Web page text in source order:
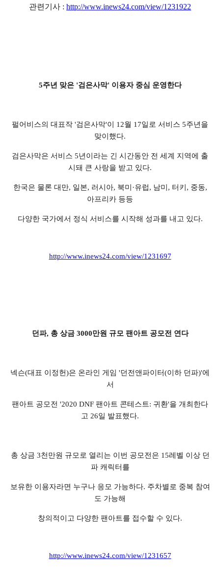
관련기사 : http://www.inews24.com/view/1231922
5주년 맞은 '검은사막' 이용자 중심 운영한다
펄어비스의 대표작 '검은사막'이 12월 17일로 서비스 5주년을
맞이했다.
검은사막은 서비스 5년이라는 긴 시간동안 전 세계 지역에 출
시돼 큰 사랑을 받고 있다.
한국은 물론 대만, 일본, 러시아, 북미·유럽, 남미, 터키, 중동,
아프리카 등등
다양한 국가에서 정식 서비스를 시작해 성과를 내고 있다.
http://www.inews24.com/view/1231697
던파, 총 상금 3000만원 규모 팬아트 공모전 연다
넥슨(대표 이정헌)은 온라인 게임 '던전앤파이터(이하 던파)'에
서
팬아트 공모전 '2020 DNF 팬아트 콘테스트: 귀환'을 개최한다
고 26일 발표했다.
총 상금 3천만원 규모로 열리는 이번 공모전은 15레벨 이상 던
파 캐릭터를
보유한 이용자라면 누구나 응모 가능하다. 주차별로 중복 참여
도 가능해
창의적이고 다양한 팬아트를 접수할 수 있다.
http://www.inews24.com/view/1231657